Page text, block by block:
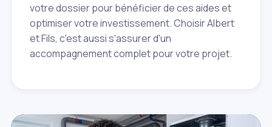
votre dossier pour bénéficier de ces aides et
optimiser votre investissement. Choisir Albert
et Fils, c'est aussi s'assurer d'un
accompagnement complet pour votre projet.